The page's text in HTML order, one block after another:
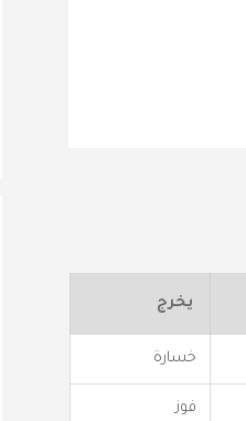
يخرج
خسارة
فوز